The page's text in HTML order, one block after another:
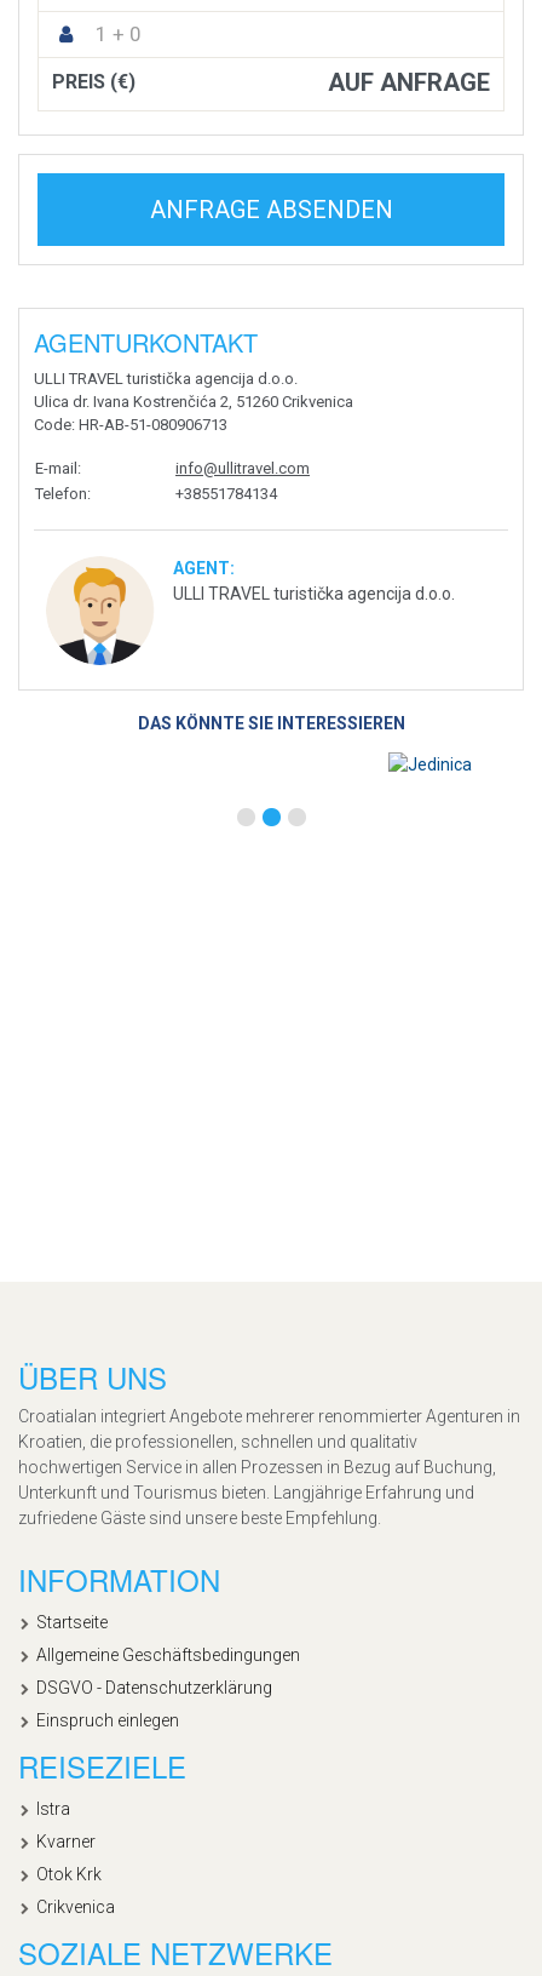
1 + 0
PREIS (€) AUF ANFRAGE
ANFRAGE ABSENDEN
AGENTURKONTAKT
ULLI TRAVEL turistička agencija d.o.o.
Ulica dr. Ivana Kostrenčića 2, 51260 Crikvenica
Code: HR-AB-51-080906713
E-mail :
info@ullitravel.com
Telefon: +38551784134
AGENT:
ULLI TRAVEL turistička agencija d.o.o.
DAS KÖNNTE SIE INTERESSIEREN
ÜBER UNS
Croatialan integriert Angebote mehrerer renommierter Agenturen in
Kroatien, die professionellen, schnellen und qualitativ
hochwertigen Service in allen Prozessen in Bezug auf Buchung,
Unterkunft und Tourismus bieten. Langjährige Erfahrung und
zufriedene Gäste sind unsere beste Empfehlung.
INFORMATION
Startseite
Allgemeine Geschäftsbedingungen
DSGVO - Datenschutzerklärung
Einspruch einlegen
REISEZIELE
Istra
Kvarner
Otok Krk
Crikvenica
SOZIALE NETZWERKE